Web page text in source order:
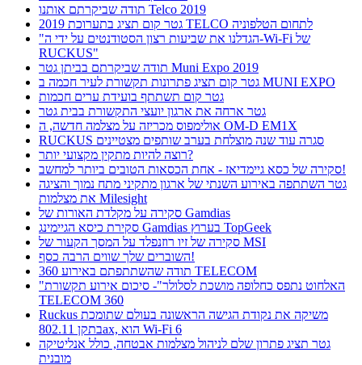
תודה שביקרתם אותנו Telco 2019
גטר קום תציג בתערוכת 2019 TELCO לתחום הטלפוניה
"הגדלנו את שביעות רצון הסטודנטים על ידי ה-Wi-Fi של
RUCKUS"
תודה שביקרתם בביתן גטר Muni Expo 2019
גטר קום תציג פתרונות תקשורת לעיר חכמה ב MUNI EXPO
גטר קום תשתתף בועידת ערים חכמות
גטר ארחה את ארגון יועצי התקשורת בבית גטר
אולימפוס מכריזה על מצלמה חדשה, ה OM-D EM1X
RUCKUS סגרה עוד שנה מוצלחת בערב שותפים מצטיינים
רוצה להיות מתקין מקצועי יותר?
סקירה של כסא גיימדיאז - אחת הכסאות הטובים ביותר למחשב!
גטר השתתפה באירוע השנתי של ארגון מתקיני מתח נמוך והציגה
את מצלמות Milesight
סקירה על מקלדת האורות של Gamdias
סקירת כיסא הגיימינג Gamdias בערוץ TopGeek
סקירה של זיו רוזנפלד על המסך הקעור של MSI
השוברים שלך שווים הרבה כסף!
תודה שהשתתפתם באירוע 360 TELECOM
"האלחוט נתפס כחלופה מושכת לסלולר"- סיכום אירוע תקשורת
TELECOM 360
Ruckus משיקה את נקודת הגישה הראשונה בעולם שתומכת
בתקן 802.11ax, הוא Wi-Fi 6
גטר תציג פתרון שלם לניהול מצלמות אבטחה, כולל אנליטיקה
מובנית